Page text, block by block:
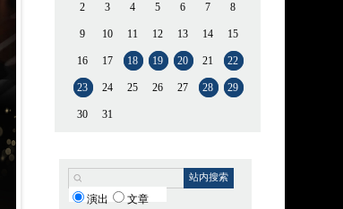
2 3 4 5 6 7 8
9 10 11 12 13 14 15
16 17 18 19 20 21 22
23 24 25 26 27 28 29
30 31
站内搜索
演出 文章